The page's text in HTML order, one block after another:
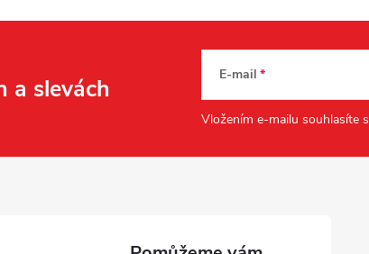
a slevách E-mail
Vložením e-mailu souhlasíte s